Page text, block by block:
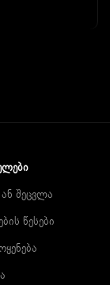
შეცვლა
წესები